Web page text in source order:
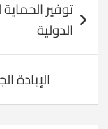
المقالات
توفير
الدولية
الإبادة